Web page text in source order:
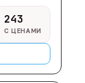
243
С ЦЕНАМИ